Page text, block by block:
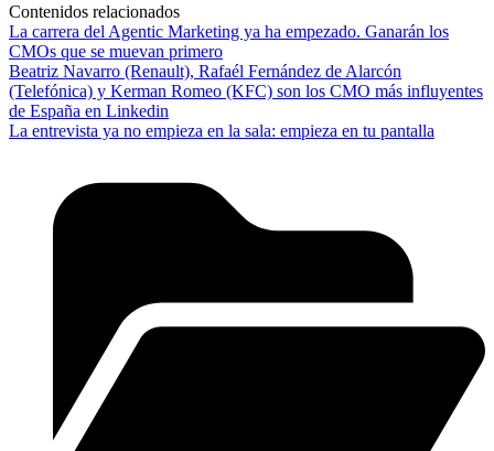
Contenidos relacionados
La carrera del Agentic Marketing ya ha empezado. Ganarán los
CMOs que se muevan primero
Beatriz Navarro (Renault), Rafaél Fernández de Alarcón
(Telefónica) y Kerman Romeo (KFC) son los CMO más influyentes
de España en Linkedin
La entrevista ya no empieza en la sala: empieza en tu pantalla